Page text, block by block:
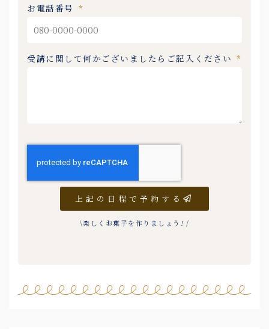
お電話番号
受講に関して何かございましたらご記入ください
上記の日程で予約する
\楽しくお菓子を作りましょう !/